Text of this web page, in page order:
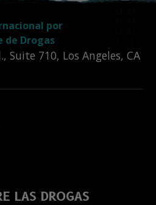
por
de Drogas
Suite 710, Los Angeles, CA
LAS DROGAS